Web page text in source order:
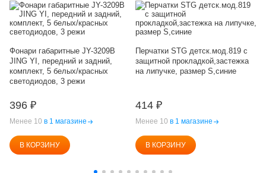
Фонари габаритные JY-3209B
JING YI, передний и задний,
комплект, 5 белых/красных
светодиодов, 3 режи
396 ₽
Менее 10 в 1 магазине
В КОРЗИНУ
Перчатки STG детск.мод.819 с
защитной прокладкой,застежка
на липучке, размер S,синие
414 ₽
Менее 10 в 1 магазине
В КОРЗИНУ